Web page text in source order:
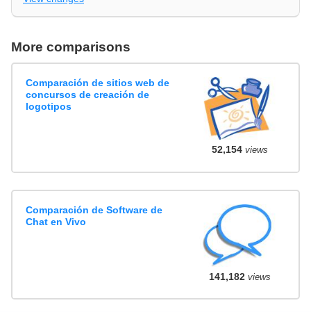
More comparisons
Comparación de sitios web de
concursos de creación de
logotipos
52,154views
Comparación de Software de
Chat en Vivo
141,182views